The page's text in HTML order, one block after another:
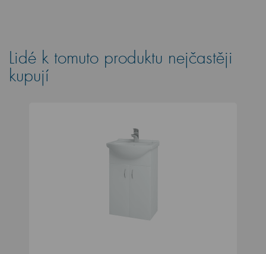
Lidé k tomuto produktu nejčastěji
kupují